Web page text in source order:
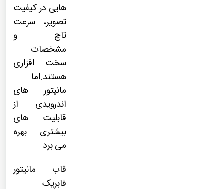
هایی در کیفیت
تصویر، سرعت
تاچ و
مشخصات
سخت افزاری
هستند.اما
مانیتور های
اندرویدی از
قابلیت های
بیشتری بهره
می برد
قاب مانیتور
فابریک